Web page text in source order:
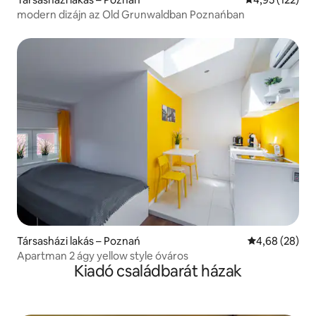
modern dizájn az Old Grunwaldban Poznańban
Társasházi lakás – Poznań Átlagos
4,68 (28)
Apartman 2 ágy yellow style óváros
Kiadó családbarát házak